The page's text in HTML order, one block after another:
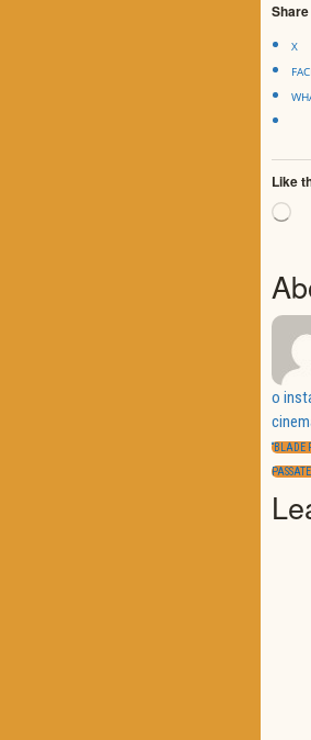
X
Like
o
“BLADE
NEXT